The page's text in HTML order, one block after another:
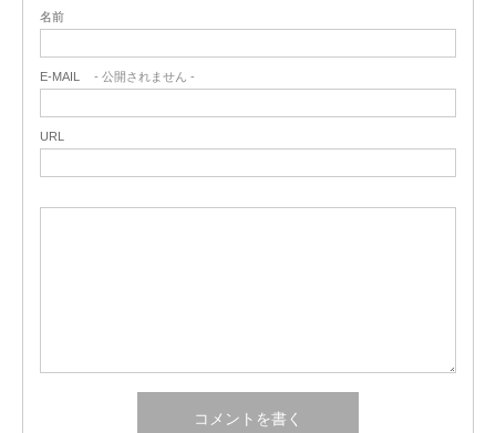
名前
E-MAIL - 公開されません -
URL